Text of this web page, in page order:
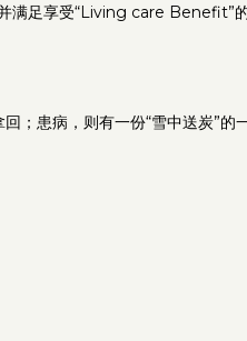
满足享受“Living care Benefit”
；患病，则有一份“雪中送炭”的